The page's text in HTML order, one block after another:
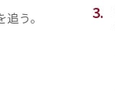
う。 3.